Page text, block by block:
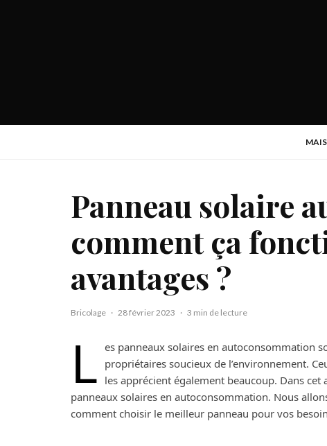
Panneau solaire
comment ça
avantages ?
Bricolage · 28 février 2023 · 3 min de lecture
L es panneaux solaires en autoconsommation
propriétaires soucieux de l’environnement.
les apprécient également beaucoup. Dans
panneaux solaires en autoconsommation. Nous
comment choisir le meilleur panneau pour vos